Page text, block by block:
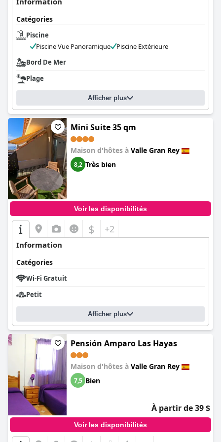
Catégories
Piscine
Piscine Vue Panoramique
Piscine Extérieure
Bord De Mer
Plage
Afficher plus
Mini Suite 35 qm
Maison d'hôtes à Valle Gran Rey
8,2 Très bien
Voir les disponibilités
$ +2
Information
Catégories
Wi-Fi Gratuit
Petit
Afficher plus
Pensión Amparo Las Hayas
Maison d'hôtes à Valle Gran Rey
7,5 Bien
À partir de 39 $
Voir les disponibilités